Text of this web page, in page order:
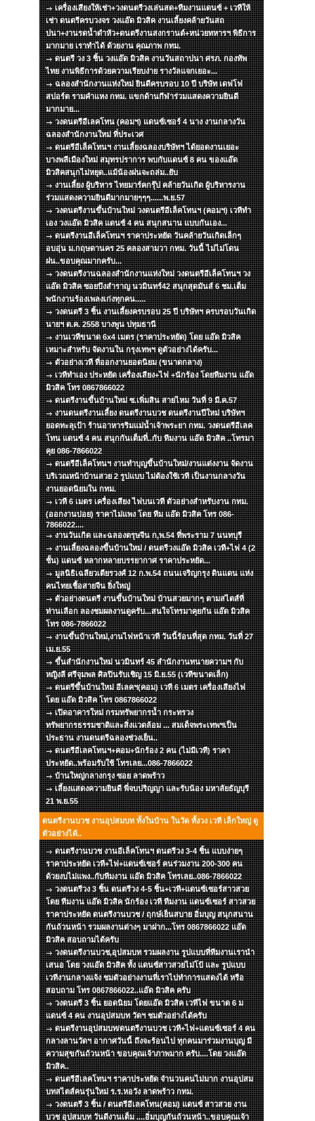
เครื่องเสียงให้เช่า+วงดนตรีวงเล่นสด+ทีมงานแดนซ์ + เวทีให้
เช่า ดนตรีครบวงจร วงแอ๊ด มิวสิค งานเลี้ยงคล้ายวันสถ
ปนา+งานรดน้ำดำหัว+ดนตรีงานสงกรานต์+หน่วยทหารฯ พิธีการ
มากมาย เราทำได้ ด้วยงาน คุณภาพ กทม.
ดนตรี วง 3 ชิ้น วงแอ๊ด มิวสิค งานวันสถาปนา ศรภ. กองทัพ
ไทย งานพิธีการด้วยความเรียบง่าย รางวัลแจกเยอะ...
ฉลองสำนักงานแห่งใหม่ ยินดีครบรอบ 10 ปี บริษัท เดฟโฟ
สปอร์ต รามคำแหง กทม. แขกด้านกีฬาร่วมแสดงความยินดี
มากมาย...
วงดนตรีอีเลคโทน (คอมฯ) แดนซ์เซอร์ 4 นาง งานกลางวัน
ฉลองสำนักงานใหม่ ที่ประเวศ
ดนตรีอีเล็คโทนฯ งานเลี้ยงฉลองบริษัทฯ ได้ยอดงานเยอะ
บางพลีเมืองใหม่ สมุทรปราการ พบกับแดนซ์ 8 คน ของแอ๊ด
มิวสิคสนุกไม่หยุด..แม้น้องฝนจะถล่ม..ยับ
งานเลี้ยง ผู้บริหาร ไทยมาร์คกรุ๊ป คล้ายวันเกิด ผู้บริหารงาน
ร่วมแสดงความยินดีมากมายๆๆๆ......พ.ย.57
วงดนตรีงานขึ้นบ้านใหม่ วงดนตรีอีเล็คโทนฯ (คอมฯ) เวทีทำ
เอง วงแอ๊ด มิวสิค แดนซ์ 4 คน สนุกสนาน แบบกันเอง...
ดนตรีงานอีเล็คโทนฯ ราคาประหยัด วันคล้ายวันเกิดเล็กๆ
อบอุ่น ม.กฤษดานคร 25 คลองสามวา กทม. วันนี้ ไม่ไม่โดน
ฝน..ขอบคุณมากครับ...
วงดนตรีงานฉลองสำนักงานแห่งใหม่ วงดนตรีอีเล็คโทนฯ วง
แอ๊ด มิวสิค ซอยบึงสำราญ นวมินทร์42 สนุกสุดมันส์ 6 ชม.เต็ม
พนักงานร้องเพลงเก่งทุกคน.....
วงดนตรี 3 ชิ้น งานเลี้ยงครบรอบ 25 ปี บริษัทฯ ครบรอบวันเกิด
นายฯ ต.ค. 2558 บางพูน ปทุมธานี
งานเวทีขนาด 6x4 เมตร (ราคาประหยัด) โดย แอ๊ด มิวสิค
เหมาะสำหรับ จัดงานใน กรุงเทพฯ ดูตัวอย่างได้ครับ...
ตัวอย่างเวที ที่ออกงานยอดนิยม (ขนาดกลาง)
เวทีทำเอง ประหยัด เครื่องเสียง+ไฟ +นักร้อง โดยทีมงาน แอ๊ด
มิวสิค โทร 0867866022
ดนตรีงานขึ้นบ้านใหม่ ซ.เพิ่มสิน สายไหม วันที่ 9 มี.ค.57
งานดนตรีงานเลี้ยง ดนตรีงานบวช ดนตรีงานปีใหม่ บริษัทฯ
ยอดทะลุเป้า ร้านอาหารริมแม่น้ำเจ้าพระยา กทม. วงดนตรีอีเลค
โทน แดนซ์ 4 คน สนุกกันเต็มที่..กับ ทีมงาน แอ๊ด มิวสิค ..โทรมา
คุย 086-7866022
ดนตรีอีเล็คโทนฯ งานทำบุญขึ้นบ้านใหม่/งานแต่งงาน จัดงาน
บริเวณหน้าบ้านสวย 2 รูปแบบ ไม่ต้องใช้เวที เป็นงานกลางวัน
งานยอดนิยมใน กทม.
เวที 6 เมตร เครื่องเสียง ไฟบนเวที ตัวอย่างสำหรับงาน กทม.
(ออกงานบ่อย) ราคาไม่แพง โดย ทีม แอ๊ด มิวสิค โทร 086-
7866022....
งานวันเกิด และฉลองตรุษจีน ก,พ.54 ที่พระราม 7 นนทบุรี
งานเลี้ยงฉลองขึ้นบ้านใหม่ / ดนตรีวงแอ๊ด มิวสิค เวที+ไฟ 4 (2
ชั้น) แดนซ์ หลากหลายบรรยากาศ ราคาประหยัด...
มูลนิธิเฉลียวเตียรวงศ์ 12 ก.พ.54 ถนนเจริญกรุง ดินแดน แห่ง
คนไทยเชื้อสายจีน ยิ่งใหญ่
ตัวอย่างดนตรี งานขึ้นบ้านใหม่ บ้านสวยมากๆ ตามสไตส์ที่
ท่านเลือก ลองชมผลงานดูครับ...สนใจโทรมาคุยกัน แอ๊ด มิวสิค
โทร 086-7866022
งานขึ้นบ้านใหม่,งานไฟหน้าเวที วันนี้ร้อนที่สุด กทม. วันที่ 27
เม.ย.55
ขึ้นสำนักงานใหม่ นวมินทร์ 45 สำนักงานทนายความฯ กับ
หญิงลี ศรีจุมพล ศิลปินรับเชิญ 15 มิ.ย.55 (เวทีขนาดเล็ก)
ดนตรีขึ้นบ้านใหม่ อีเลคฯ(คอม) เวที 6 เมตร เครื่องเสียงไฟ
โดย แอ๊ด มิวสิค โทร 0867866022
เปิดอาคารใหม่ กรมทรัพยากรน้ำ กระทรวง
ทรัพยากรธรรมชาติและสิ่งแวดล้อม ... สมเด็จพระเทพฯเป็น
ประธาน งานดนตรีฉลองช่วงเย็น..
ดนตรีอีเลคโทนฯ+คอม+นักร้อง 2 คน (ไม่มีเวที) ราคา
ประหยัด..พร้อมรับใช้ โทรเลย...086-7866022
บ้านใหญ่กลางกรุง ซอย ลาดพร้าว
เลี้ยงแสดงความยินดี พี่จบปริญญา และรับน้อง มหาลัยธัญบุรี
21 พ.ย.55
ดนตรีงานบวช งานอุปสมบท ทั้งในบ้าน ในวัด ทั้งวง เวที เล็กใหญ่ ดู
ตัวอย่างได้..
ดนตรีงานบวช งานอีเล็คโทนฯ ดนตรีวง 3-4 ชิ้น แบบง่ายๆ
ราคาประหยัด เวที+ไฟ+แดนซ์เซอร์ คนร่วมงาน 200-300 คน
ด้วยงบไม่แพง..กับทีมงาน แอ๊ด มิวสิค โทรเลย..086-7866022
วงดนตรีวง 3 ชิ้น ดนตรีวง 4-5 ชิ้น+เวที+แดนซ์เซอร์สาวสวย
โดย ทีมงาน แอ๊ด มิวสิค นักร้อง เวที ทีมงาน แดนซ์เซอร์ สาวสวย
ราคาประหยัด ดนตรีงานบวช / ฤกษ์เย็นสบาย อิ่มบุญ สนุกสนาน
กันถ้วนหน้า รวมผลงานต่างๆ มาฝาก...โทร 0867866022 แอ๊ด
มิวสิค สอบถามได้ครับ
วงดนตรีงานบวช,อุปสมบท รวมผลงาน รูปแบบที่ทีมงานเรานำ
เสนอ โดย วงแอ๊ด มิวสิค ทั้ง แดนซ์สาวสวยไม่โป้ และ รูปแบบ
เวทีงานกลางแจ้ง ชมตัวอย่างงานที่เราไปทำการแสดงได้ หรือ
สอบถาม โทร 0867866022..แอ๊ด มิวสิค ครับ
วงดนตรี 3 ชิ้น ยอดนิยม โดยแอ๊ด มิวสิค เวทีไฟ ขนาด 6 ม
แดนซ์ 4 คน งานอุปสมบท วัดฯ ชมตัวอย่างได้ครับ
ดนตรีงานอุปสมบท/ดนตรีงานบวช เวที+ไฟ+แดนซ์เซอร์ 4 คน
กลางลานวัดฯ อากาศวันนี้ ถึงจะร้อนไป ทุกคนมาร่วมงานบุญ มี
ความสุขกันถ้วนหน้า ขอบคุณเจ้าภาพมาก ครับ....โดย วงแอ๊ด
มิวสิค..
ดนตรีอีเลคโทนฯ ราคาประหยัด จำนวนคนไม่มาก งานอุปสม
บทสไตส์คนรุ่นใหม่ ร.ร.หอวัง ลาดพร้าว กทม.
วงดนตรี 3 ชิ้น / ดนตรีอีเลคโทน(คอม) แดนซ์ สาวสวย งาน
บวช อุปสมบท วันดีงานเต็ม ....อิ่มบุญกันถ้วนหน้า..ขอบคุณเจ้า